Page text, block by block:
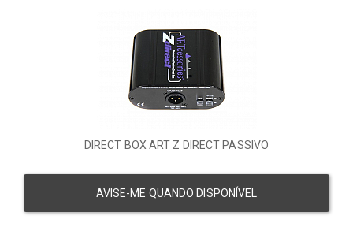
DIRECT BOX ART Z DIRECT PASSIVO
AVISE-ME QUANDO DISPONÍVEL